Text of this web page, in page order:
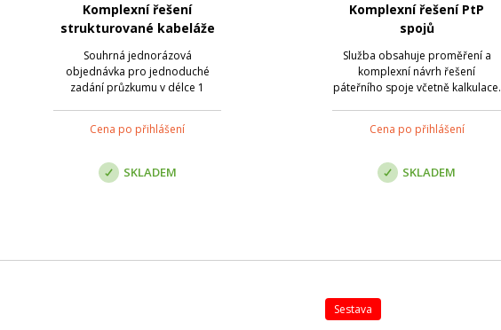
Komplexní řešení
strukturované kabeláže
Souhrná jednorázová
objednávka pro jednoduché
zadání průzkumu v délce 1
Cena po přihlášení
SKLADEM
Komplexní řešení PtP
spojů
Služba obsahuje proměření a
komplexní návrh řešení
páteřního spoje včetně kalkulace.
Cena po přihlášení
SKLADEM
sestava